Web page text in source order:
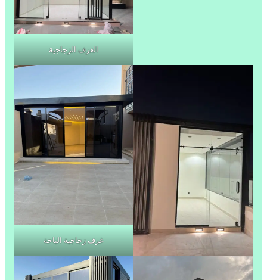
الغرف الزجاجية
غرف زجاجية الباحة